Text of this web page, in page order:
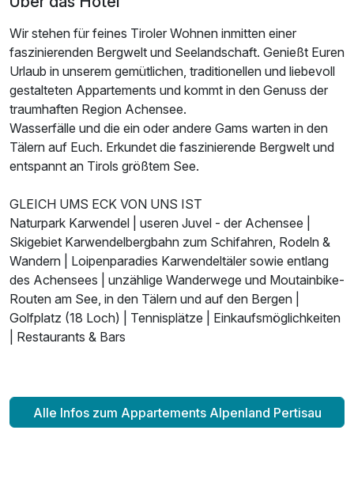
Wir stehen für feines Tiroler Wohnen inmitten einer
faszinierenden Bergwelt und Seelandschaft. Genießt Euren
Urlaub in unserem gemütlichen, traditionellen und liebevoll
gestalteten Appartements und kommt in den Genuss der
traumhaften Region Achensee.
Wasserfälle und die ein oder andere Gams warten in den
Tälern auf Euch. Erkundet die faszinierende Bergwelt und
entspannt an Tirols größtem See.
GLEICH UMS ECK VON UNS IST
Naturpark Karwendel | useren Juvel - der Achensee |
Skigebiet Karwendelbergbahn zum Schifahren, Rodeln &
Wandern | Loipenparadies Karwendeltäler sowie entlang
des Achensees | unzählige Wanderwege und Moutainbike-
Routen am See, in den Tälern und auf den Bergen |
Golfplatz (18 Loch) | Tennisplätze​ | Einkaufsmöglichkeiten
| Restaurants & Bars
Alle Infos zum Appartements Alpenland Pertisau